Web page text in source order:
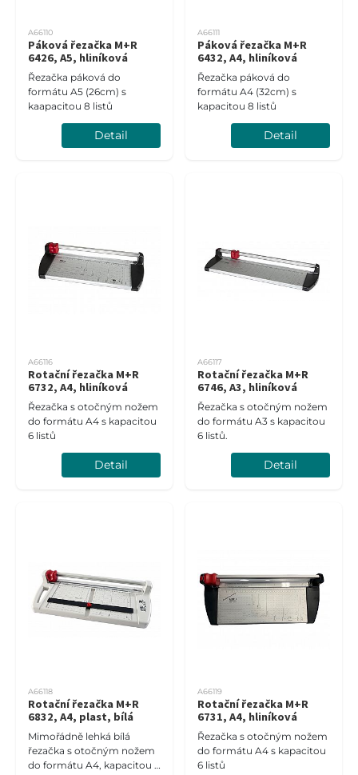
A66110
Páková řezačka M+R
6426, A5, hliníková
Řezačka páková do
formátu A5 (26cm) s
kaapacitou 8 listů
Detail
A66111
Páková řezačka M+R
6432, A4, hliníková
Řezačka páková do
formátu A4 (32cm) s
kapacitou 8 listů
Detail
A66116
Rotační řezačka M+R
6732, A4, hliníková
Řezačka s otočným nožem
do formátu A4 s kapacitou
6 listů
Detail
A66117
Rotační řezačka M+R
6746, A3, hliníková
Řezačka s otočným nožem
do formátu A3 s kapacitou
6 listů.
Detail
A66118
Rotační řezačka M+R
6832, A4, plast, bílá
Mimořádně lehká bílá
řezačka s otočným nožem
do formátu A4, kapacitou 6
A66119
Rotační řezačka M+R
6731, A4, hliníková
Řezačka s otočným nožem
do formátu A4 s kapacitou
6 listů